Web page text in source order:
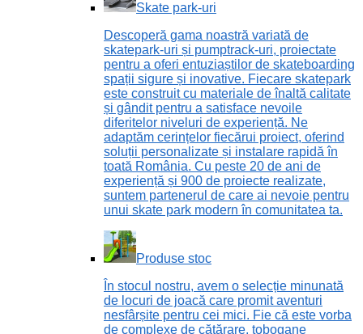
Skate park-uri
Descoperă gama noastră variată de
skatepark-uri și pumptrack-uri, proiectate
pentru a oferi entuziaștilor de skateboarding
spații sigure și inovative. Fiecare skatepark
este construit cu materiale de înaltă calitate
și gândit pentru a satisface nevoile
diferitelor niveluri de experiență. Ne
adaptăm cerințelor fiecărui proiect, oferind
soluții personalizate și instalare rapidă în
toată România. Cu peste 20 de ani de
experiență și 900 de proiecte realizate,
suntem partenerul de care ai nevoie pentru
unui skate park modern în comunitatea ta.
Produse stoc
În stocul nostru, avem o selecție minunată
de locuri de joacă care promit aventuri
nesfârșite pentru cei mici. Fie că este vorba
de complexe de cățărare, tobogane